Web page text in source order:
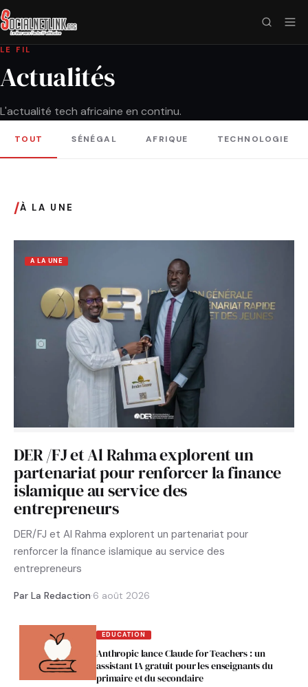
LE FIL
Actualités
L'actualité tech africaine en continu.
TOUT SÉNÉGAL AFRIQUE TECHNOLOGIE
/À LA UNE
A LA UNE
DER /FJ et Al Rahma explorent un
partenariat pour renforcer la finance
islamique au service des
entrepreneurs
DER/FJ et Al Rahma explorent un partenariat pour
renforcer la finance islamique au service des
entrepreneurs
Par La Redaction·6 août 2026
EDUCATION
Anthropic lance Claude for Teachers : un
assistant IA gratuit pour les enseignants du
primaire et du secondaire